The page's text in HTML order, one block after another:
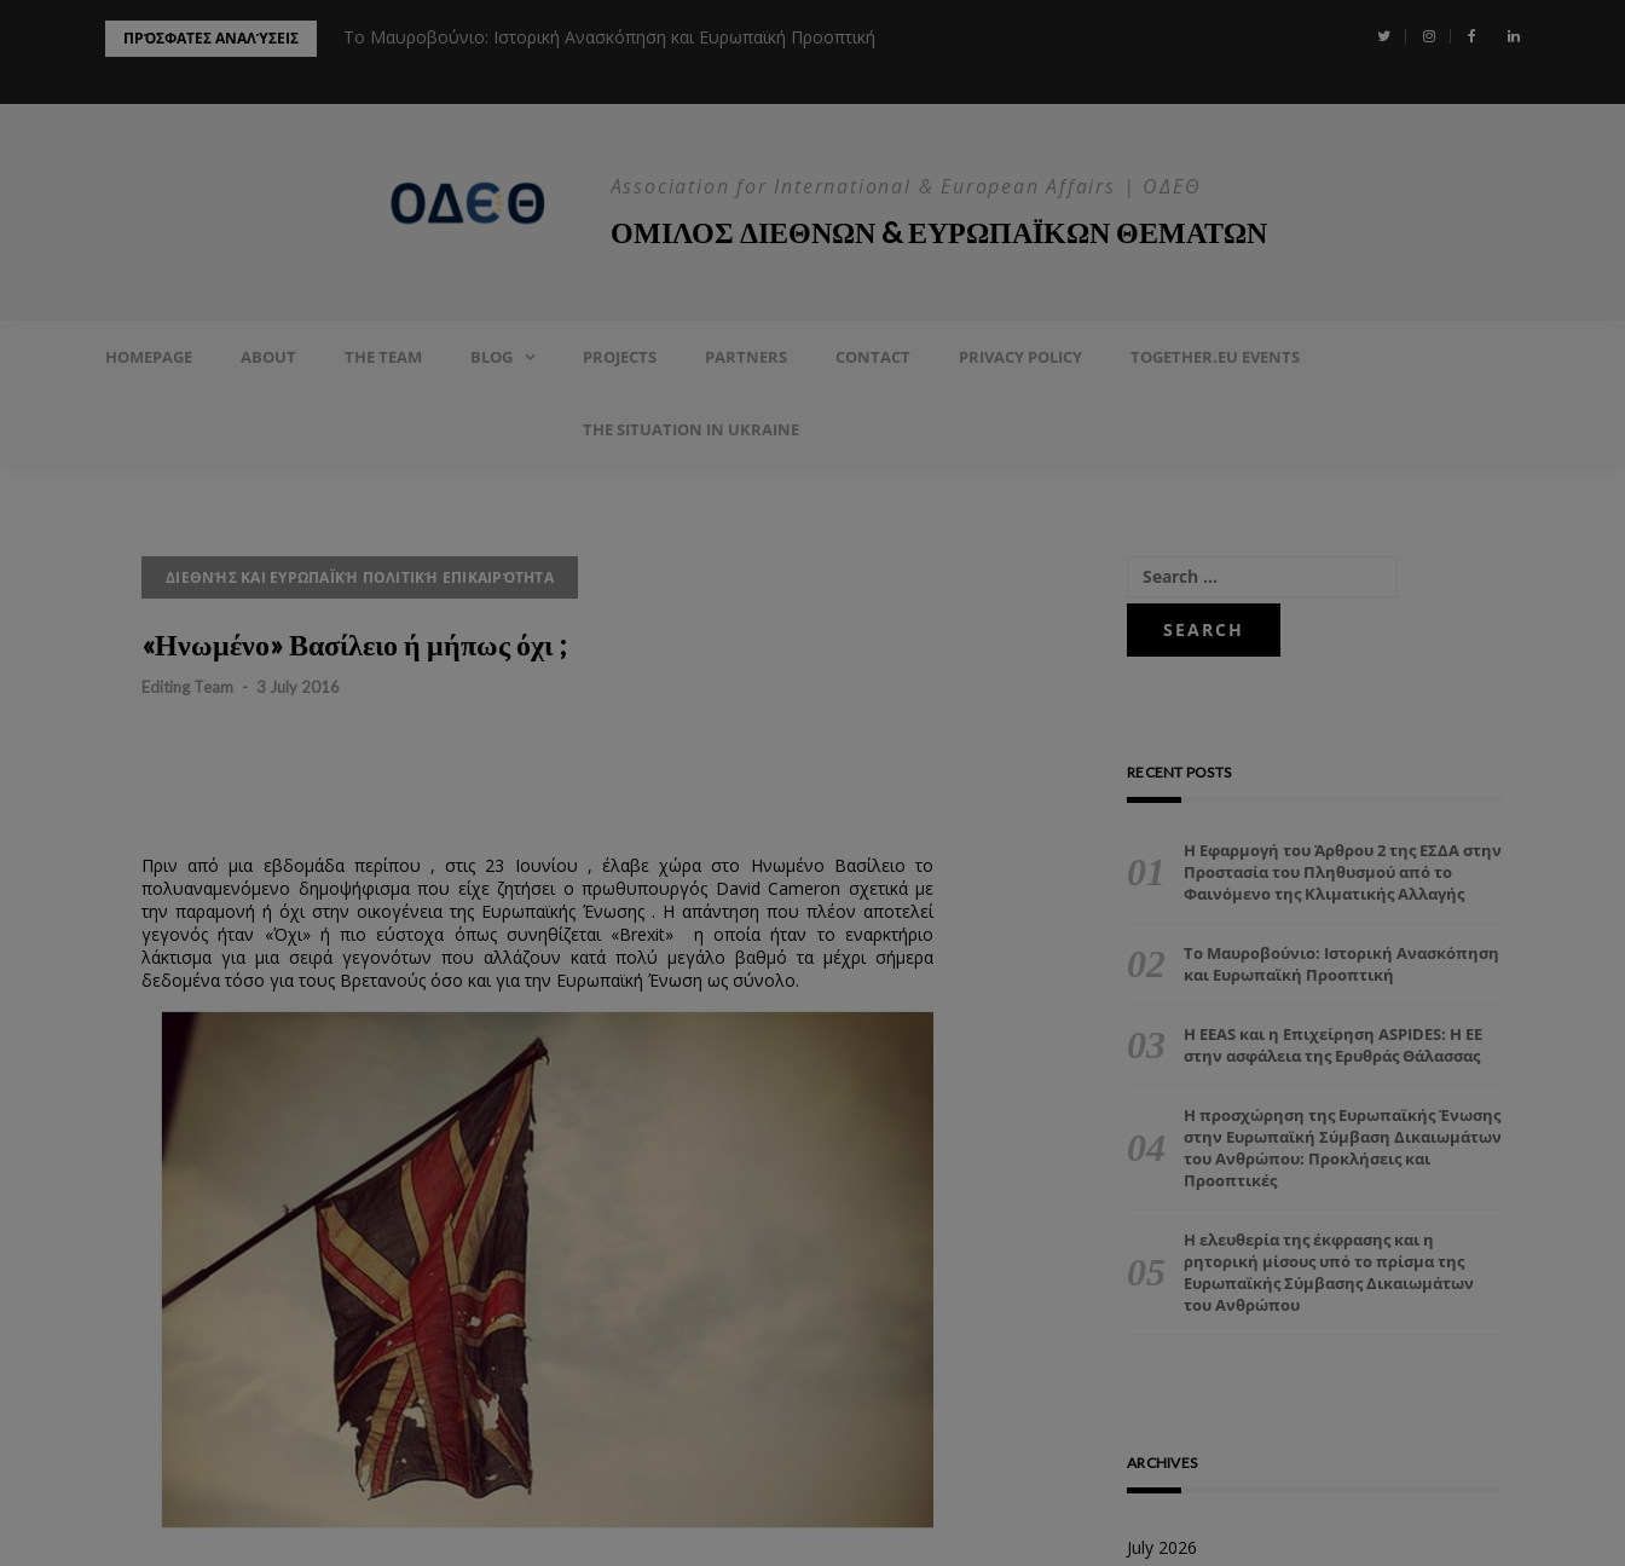
ΠΡΌΣΦΑΤΕΣ ΑΝΑΛΎΣΕΙΣ
Προστασία του Πληθυσμού από το Το Μαυροβούνιο: Ιστορική Ανασκόπηση και Ευρωπαϊκή Προοπτική Η EEAS και η Επιχείρηση ASPIDES: Η ΕΕ στην ασφάλεια της Ερυθράς
Association for International & European Affairs | ΟΔΕΘ
ΟΜΙΛΟΣ ΔΙΕΘΝΩΝ & ΕΥΡΩΠΑΪΚΩΝ ΘΕΜΑΤΩΝ
HOMEPAGE ABOUT THE TEAM BLOG PROJECTS PARTNERS CONTACT PRIVACY POLICY TOGETHER.EU EVENTS
THE SITUATION IN UKRAINE
ΔΙΕΘΝΉΣ ΚΑΙ ΕΥΡΩΠΑΪΚΉ ΠΟΛΙΤΙΚΉ ΕΠΙΚΑΙΡΌΤΗΤΑ
«Ηνωμένο» Βασίλειο ή μήπως όχι ;
Editing Team - 3 July 2016
Πριν από μια εβδομάδα περίπου , στις 23 Ιουνίου , έλαβε χώρα στο Ηνωμένο Βασίλειο το
πολυαναμενόμενο δημοψήφισμα που είχε ζητήσει ο πρωθυπουργός David Cameron σχετικά με
την παραμονή ή όχι στην οικογένεια της Ευρωπαϊκής Ένωσης . Η απάντηση που πλέον αποτελεί
γεγονός ήταν «Όχι» ή πιο εύστοχα όπως συνηθίζεται «Brexit» η οποία ήταν το εναρκτήριο
λάκτισμα για μια σειρά γεγονότων που αλλάζουν κατά πολύ μεγάλο βαθμό τα μέχρι σήμερα
δεδομένα τόσο για τους Βρετανούς όσο και για την Ευρωπαϊκή Ένωση ως σύνολο.
RECENT POSTS
Η Εφαρμογή του Άρθρου 2 της ΕΣΔΑ στην
Προστασία του Πληθυσμού από το
Φαινόμενο της Κλιματικής Αλλαγής
Το Μαυροβούνιο: Ιστορική Ανασκόπηση
και Ευρωπαϊκή Προοπτική
Η EEAS και η Επιχείρηση ASPIDES: Η ΕΕ
στην ασφάλεια της Ερυθράς Θάλασσας
Η προσχώρηση της Ευρωπαϊκής Ένωσης
στην Ευρωπαϊκή Σύμβαση Δικαιωμάτων
του Ανθρώπου: Προκλήσεις και
Προοπτικές
Η ελευθερία της έκφρασης και η
ρητορική μίσους υπό το πρίσμα της
Ευρωπαϊκής Σύμβασης Δικαιωμάτων
του Ανθρώπου
ARCHIVES
July 2026